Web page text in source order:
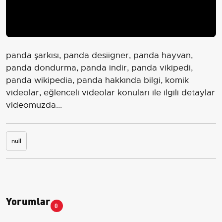
panda şarkısı, panda desiigner, panda hayvan,
panda dondurma, panda indir, panda vikipedi,
panda wikipedia, panda hakkında bilgi, komik
videolar, eğlenceli videolar konuları ile ilgili detaylar
videomuzda...
null
Yorumlar 0